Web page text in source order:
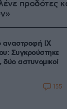
προδότες
αναστροφή ΙΧ
Συγκρούστηκε
αστυνομικοί
155